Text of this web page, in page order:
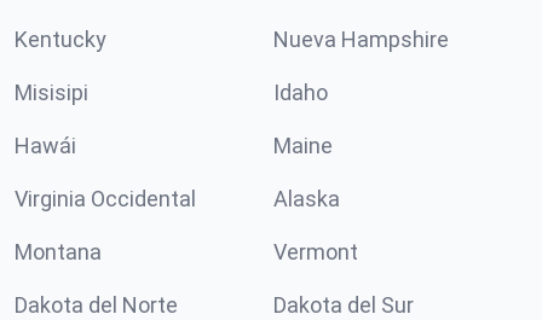
Kentucky Nueva Hampshire
Misisipi Idaho
Hawái Maine
Virginia Occidental Alaska
Montana Vermont
Dakota del Norte Dakota del Sur